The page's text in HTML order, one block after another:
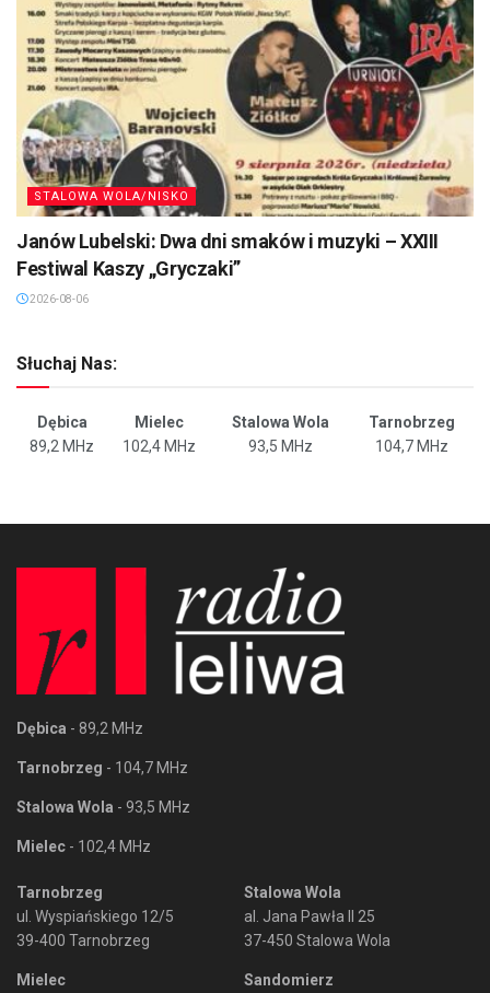
STALOWA WOLA/NISKO
Janów Lubelski: Dwa dni smaków i muzyki – XXIII
Festiwal Kaszy „Gryczaki”
2026-08-06
Słuchaj Nas:
Dębica Mielec Stalowa Wola
Tarnobrzeg
89,2 MHz
102,4 MHz 93,5 MHz 104,7 MHz
Dębica - 89,2 MHz
Tarnobrzeg - 104,7 MHz
Stalowa Wola - 93,5 MHz
Mielec - 102,4 MHz
Tarnobrzeg
ul. Wyspiańskiego 12/5
39-400 Tarnobrzeg
Mielec
Stalowa Wola
al. Jana Pawła II 25
37-450 Stalowa Wola
Sandomierz